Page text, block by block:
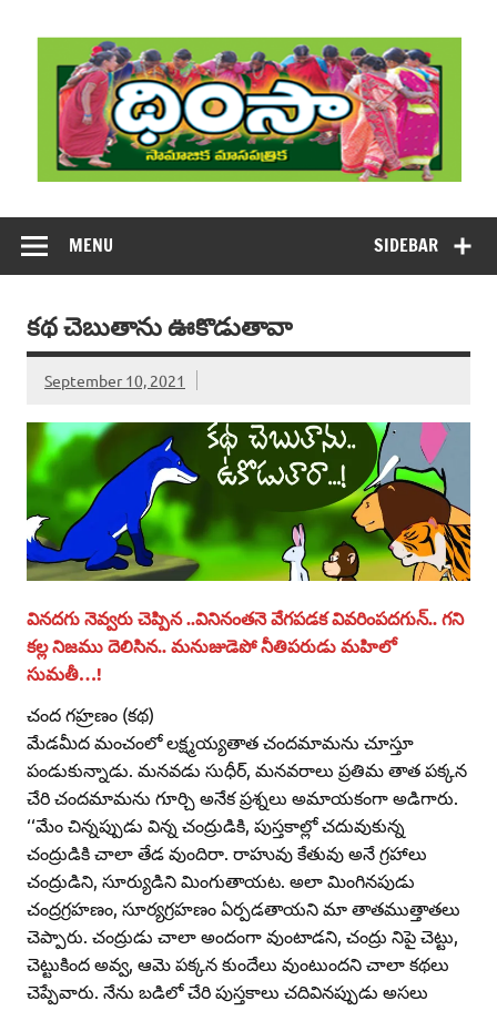
content
DHIMSA
SIDEBAR
MENU
కథ చెబుతాను ఊకొడుతావా
September 10, 2021
వినదగు నెవ్వరు చెప్పిన ..వినినంతనె వేగపడక వివరింపదగున్‌.. గని
కల్ల నిజము దెలిసిన.. మనుజుడెపో నీతిపరుడు మహిలో
సుమతీ…!
చంద గహ్రణం (కథ)
మేడమీద మంచంలో లక్ష్మయ్యతాత చందమామను చూస్తూ
పండుకున్నాడు. మనవడు సుధీర్‌, మనవరాలు ప్రతిమ తాత పక్కన
చేరి చందమామను గూర్చి అనేక ప్రశ్నలు అమాయకంగా అడిగారు.
‘‘మేం చిన్నప్పుడు విన్న చంద్రుడికి, పుస్తకాల్లో చదువుకున్న
చంద్రుడికి చాలా తేడ వుందిరా. రాహువు కేతువు అనే గ్రహాలు
చంద్రుడిని, సూర్యుడిని మింగుతాయట. అలా మింగినపుడు
చంద్రగ్రహణం, సూర్యగ్రహణం ఏర్పడతాయని మా తాతముత్తాతలు
చెప్పారు. చంద్రుడు చాలా అందంగా వుంటాడని, చంద్రు నిపై చెట్టు,
చెట్టుకింద అవ్వ, ఆమె పక్కన కుందేలు వుంటుందని చాలా కథలు
చెప్పేవారు. నేను బడిలో చేరి పుస్తకాలు చదివినప్పుడు అసలు